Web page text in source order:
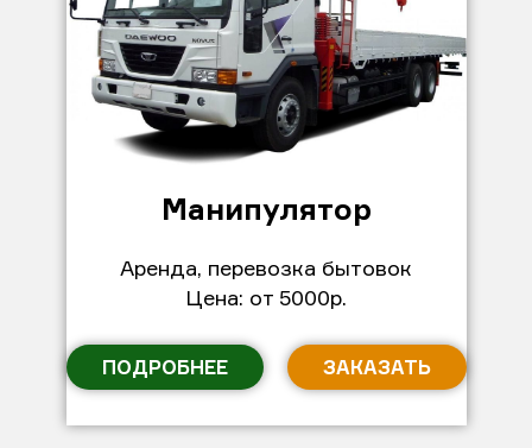
Манипулятор
Аренда, перевозка бытовок
Цена: от 5000р.
ПОДРОБНЕЕ ЗАКАЗАТЬ